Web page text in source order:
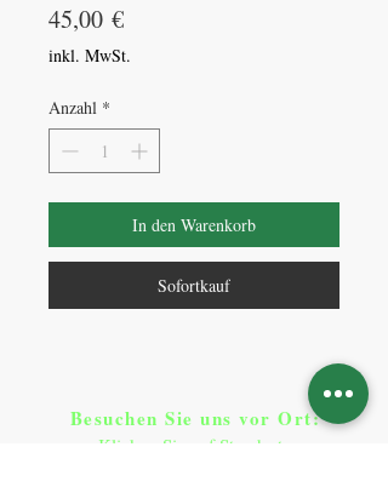
45,00 €Preis
inkl. MwSt.
Anzahl *
In den Warenkorb
Sofortkauf
Besuchen Sie uns vor Ort​:
Klicken Sie auf Standorte